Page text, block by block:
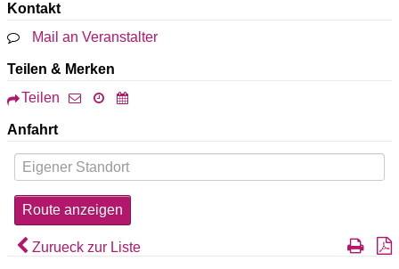
Kontakt
Mail an Veranstalter
Teilen & Merken
Teilen
Anfahrt
Zurueck zur Liste